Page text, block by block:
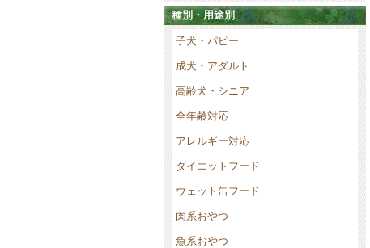
種別・用途別
子犬・パピー
成犬・アダルト
高齢犬・シニア
全年齢対応
アレルギー対応
ダイエットフード
ウェット缶フード
肉系おやつ
魚系おやつ